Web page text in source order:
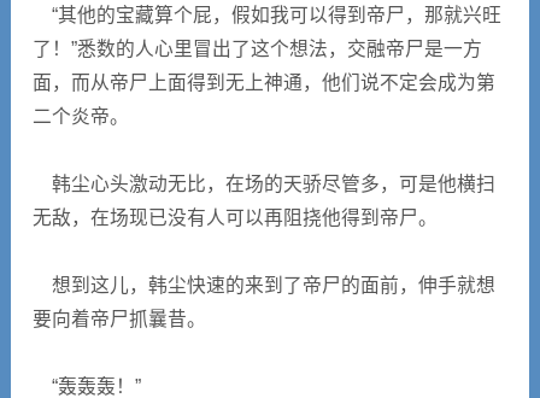
“其他的宝藏算个屁，假如我可以得到帝尸，那就兴旺
了！”悉数的人心里冒出了这个想法，交融帝尸是一方
面，而从帝尸上面得到无上神通，他们说不定会成为第
二个炎帝。
韩尘心头激动无比，在场的天骄尽管多，可是他横扫
无敌，在场现已没有人可以再阻挠他得到帝尸。
想到这儿，韩尘快速的来到了帝尸的面前，伸手就想
要向着帝尸抓曩昔。
“轰轰轰！”